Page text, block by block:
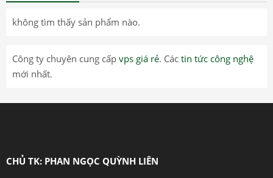
không tìm thấy sản phẩm nào.
Công ty chuyên cung cấp vps giá rẻ. Các tin tức công nghệ
mới nhất.
CHỦ TK: PHAN NGỌC QUỲNH LIÊN